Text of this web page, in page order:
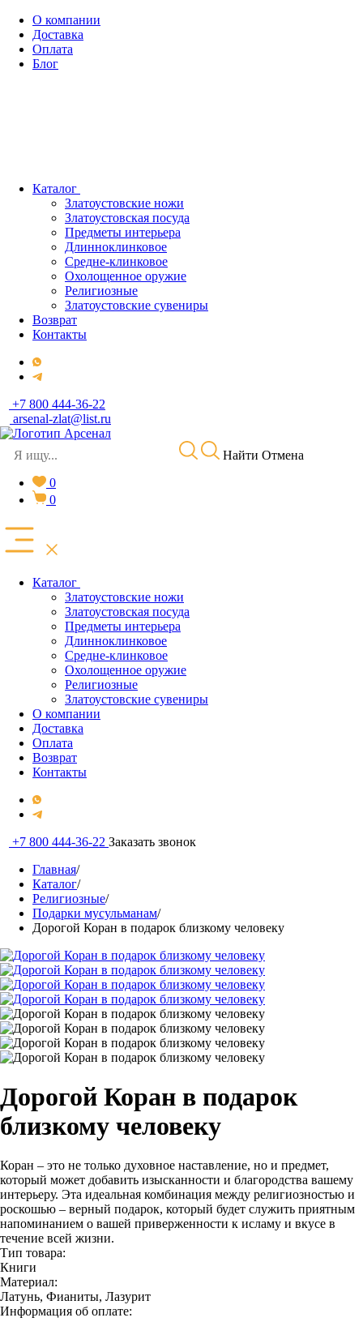
О компании
Доставка
Оплата
Блог
Каталог
Златоустовские ножи
Златоустовская посуда
Предметы интерьера
Длинноклинковое
Средне-клинковое
Охолощенное оружие
Религиозные
Златоустовские сувениры
Возврат
Контакты
+7 800 444-36-22
arsenal-zlat@list.ru
Найти Отмена
0
0
Каталог
Златоустовские ножи
Златоустовская посуда
Предметы интерьера
Длинноклинковое
Средне-клинковое
Охолощенное оружие
Религиозные
Златоустовские сувениры
О компании
Доставка
Оплата
Возврат
Контакты
+7 800 444-36-22 Заказать звонок
Главная/
Каталог/
Религиозные/
Подарки мусульманам/
Дорогой Коран в подарок близкому человеку
Дорогой Коран в подарок
близкому человеку
Коран – это не только духовное наставление, но и предмет,
который может добавить изысканности и благородства вашему
интерьеру. Эта идеальная комбинация между религиозностью и
роскошью – верный подарок, который будет служить приятным
напоминанием о вашей приверженности к исламу и вкусе в
течение всей жизни.
Тип товара:
Книги
Материал:
Латунь, Фианиты, Лазурит
Информация об оплате: